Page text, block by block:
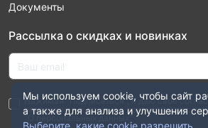
Документы
Рассылка о скидках и новинках
Нажимая “Подписаться”, я даю свое
персональных данных в соответствии с
“О персональных данных”
Мы используем cookie, чтобы сайт
а также для анализа и улучшения
Выберите, какие cookie разрешить